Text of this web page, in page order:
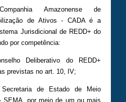
Amazonense de
de Ativos - CADA é a
Jurisdicional de REDD+ do
por competência:
Deliberativo do REDD+
previstas no art. 10, IV;
de Estado de Meio
SEMA, por meio de um ou mais